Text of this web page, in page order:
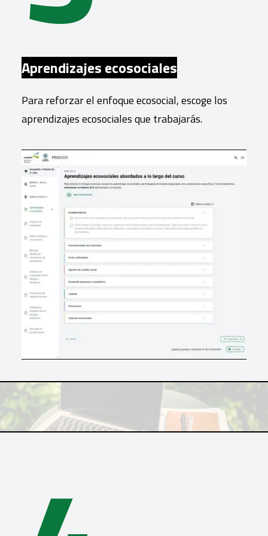
Aprendizajes ecosociales
Para reforzar el enfoque ecosocial, escoge los
aprendizajes ecosociales que trabajarás.